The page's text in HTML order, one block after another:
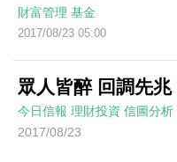
財富管理 基金
2017/08/23 05:00
眾人皆醉 回調先兆
今日信報 理財投資 信圖分析
2017/08/23